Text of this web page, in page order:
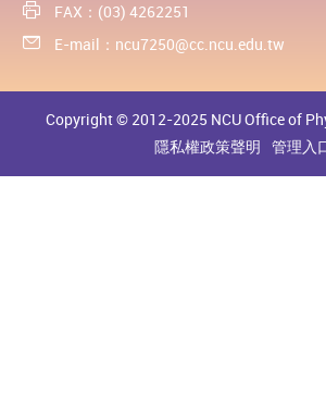
FAX：(03) 4262251
E-mail： ncu7250@cc.ncu.edu.tw
Copyright © 2012-2025 NCU Office of
隱私權政策聲明 管理入